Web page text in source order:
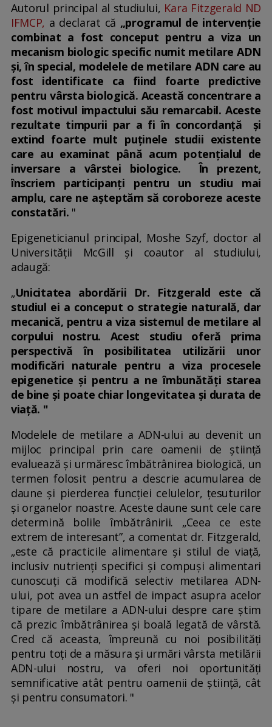
Autorul principal al studiului, Kara Fitzgerald ND
IFMCP, a declarat că „programul de intervenție
combinat a fost conceput pentru a viza un
mecanism biologic specific numit metilare ADN
și, în special, modelele de metilare ADN care au
fost identificate ca fiind foarte predictive
pentru vârsta biologică. Această concentrare a
fost motivul impactului său remarcabil. Aceste
rezultate timpurii par a fi în concordanță și
extind foarte mult puținele studii existente
care au examinat până acum potențialul de
inversare a vârstei biologice. În prezent,
înscriem participanți pentru un studiu mai
amplu, care ne așteptăm să coroboreze aceste
constatări. "
Epigeneticianul principal, Moshe Szyf, doctor al
Universității McGill și coautor al studiului,
adaugă:
„Unicitatea abordării Dr. Fitzgerald este că
studiul ei a conceput o strategie naturală, dar
mecanică, pentru a viza sistemul de metilare al
corpului nostru. Acest studiu oferă prima
perspectivă în posibilitatea utilizării unor
modificări naturale pentru a viza procesele
epigenetice și pentru a ne îmbunătăți starea
de bine și poate chiar longevitatea și durata de
viață. "
Modelele de metilare a ADN-ului au devenit un
mijloc principal prin care oamenii de știință
evaluează și urmăresc îmbătrânirea biologică, un
termen folosit pentru a descrie acumularea de
daune și pierderea funcției celulelor, țesuturilor
și organelor noastre. Aceste daune sunt cele care
determină bolile îmbătrânirii. „Ceea ce este
extrem de interesant”, a comentat dr. Fitzgerald,
„este că practicile alimentare și stilul de viață,
inclusiv nutrienți specifici și compuși alimentari
cunoscuți că modifică selectiv metilarea ADN-
ului, pot avea un astfel de impact asupra acelor
tipare de metilare a ADN-ului despre care știm
că prezic îmbătrânirea și boală legată de vârstă.
Cred că aceasta, împreună cu noi posibilități
pentru toți de a măsura și urmări vârsta metilării
ADN-ului nostru, va oferi noi oportunități
semnificative atât pentru oamenii de știință, cât
și pentru consumatori. "